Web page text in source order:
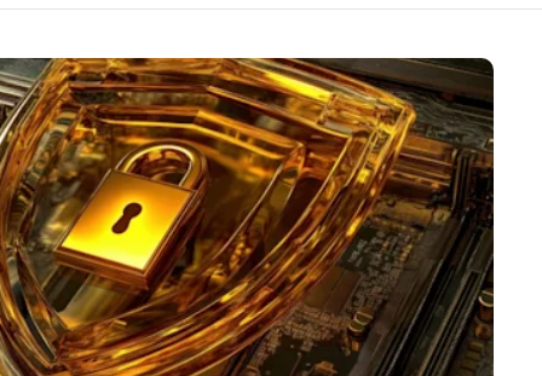
en
On-
Endpointdetectie en
-respons
Foxpass Wifi Access
& Control
Zero Trust Secure
Workspace
Shield (Anti-
oplichting)
Alle producten
Publieke
& Design
& Accounting
bedrijfstakken
Deutsch
Español
Français
Italiano
Nederlands
Português
简体中文
繁體中文